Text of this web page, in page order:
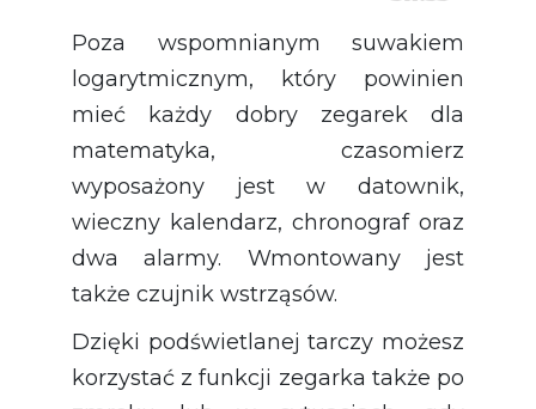
Poza wspomnianym suwakiem
logarytmicznym, który powinien
mieć każdy dobry zegarek dla
matematyka, czasomierz
wyposażony jest w datownik,
wieczny kalendarz, chronograf oraz
dwa alarmy. Wmontowany jest
także czujnik wstrząsów.
Dzięki podświetlanej tarczy możesz
korzystać z funkcji zegarka także po